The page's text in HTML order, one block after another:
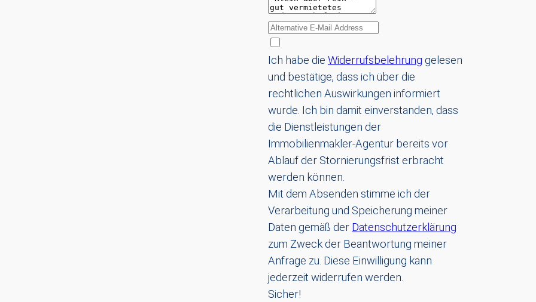
Ich habe die Widerrufsbelehrung gelesen
und bestätige, dass ich über die
rechtlichen Auswirkungen informiert
wurde. Ich bin damit einverstanden, dass
die Dienstleistungen der
Immobilienmakler-Agentur bereits vor
Ablauf der Stornierungsfrist erbracht
werden können.
Mit dem Absenden stimme ich der
Verarbeitung und Speicherung meiner
Daten gemäß der Datenschutzerklärung
zum Zweck der Beantwortung meiner
Anfrage zu. Diese Einwilligung kann
jederzeit widerrufen werden.
Sicher!